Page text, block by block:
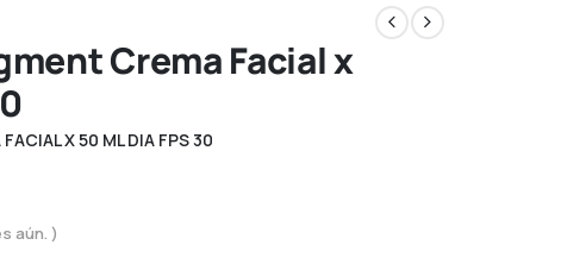
Crema Facial x
X 50 ML DIA FPS 30
aún. )